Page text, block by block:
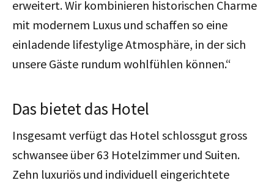
erweitert. Wir kombinieren historischen Charme
mit modernem Luxus und schaffen so eine
einladende lifestylige Atmosphäre, in der sich
unsere Gäste rundum wohlfühlen können.“
Das bietet das Hotel
Insgesamt verfügt das Hotel schlossgut gross
schwansee über 63 Hotelzimmer und Suiten.
Zehn luxuriös und individuell eingerichtete